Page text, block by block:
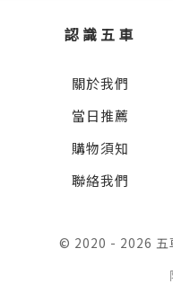
認識五車
關於我們
當日推薦
購物須知
聯絡我們
© 2020 - 2026